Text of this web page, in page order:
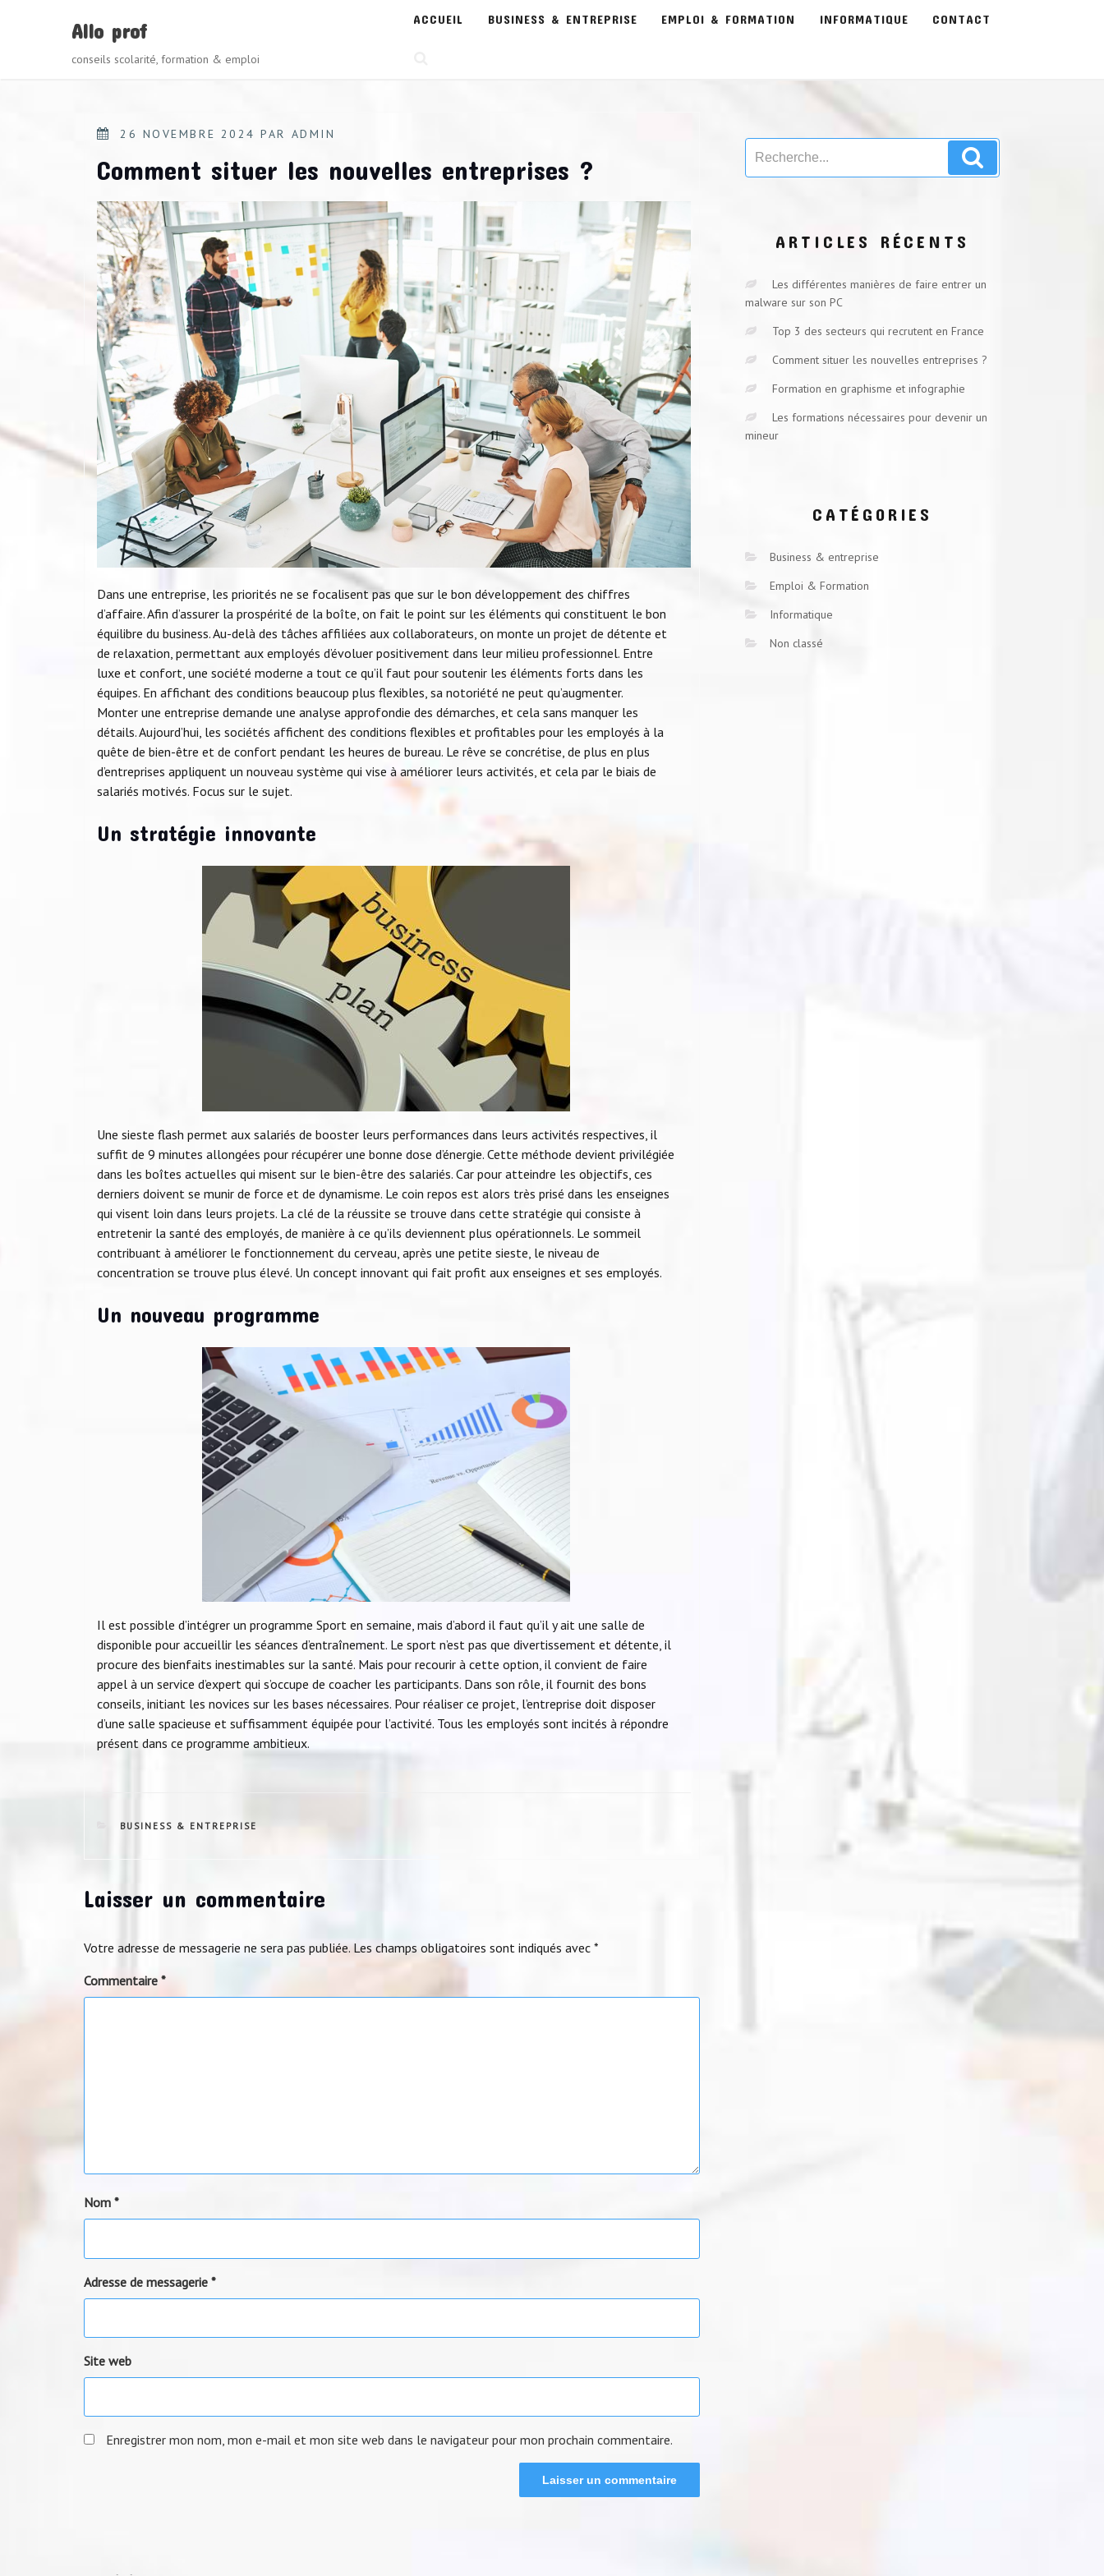
Allo prof
conseils scolarité, formation & emploi
ACCUEIL BUSINESS & ENTREPRISE EMPLOI & FORMATION INFORMATIQUE CONTACT
POSTED
26 NOVEMBRE 2024 PAR ADMIN
Comment situer les nouvelles entreprises ?
Dans une entreprise, les priorités ne se focalisent pas que sur le bon développement des chiffres
d’affaire. Afin d’assurer la prospérité de la boîte, on fait le point sur les éléments qui constituent le bon
équilibre du business. Au-delà des tâches affiliées aux collaborateurs, on monte un projet de détente et
de relaxation, permettant aux employés d’évoluer positivement dans leur milieu professionnel. Entre
luxe et confort, une société moderne a tout ce qu’il faut pour soutenir les éléments forts dans les
équipes. En affichant des conditions beaucoup plus flexibles, sa notoriété ne peut qu’augmenter.
Monter une entreprise demande une analyse approfondie des démarches, et cela sans manquer les
détails. Aujourd’hui, les sociétés affichent des conditions flexibles et profitables pour les employés à la
quête de bien-être et de confort pendant les heures de bureau. Le rêve se concrétise, de plus en plus
d’entreprises appliquent un nouveau système qui vise à améliorer leurs activités, et cela par le biais de
salariés motivés. Focus sur le sujet.
Un stratégie innovante
Une sieste flash permet aux salariés de booster leurs performances dans leurs activités respectives, il
suffit de 9 minutes allongées pour récupérer une bonne dose d’énergie. Cette méthode devient privilégiée
dans les boîtes actuelles qui misent sur le bien-être des salariés. Car pour atteindre les objectifs, ces
derniers doivent se munir de force et de dynamisme. Le coin repos est alors très prisé dans les enseignes
qui visent loin dans leurs projets. La clé de la réussite se trouve dans cette stratégie qui consiste à
entretenir la santé des employés, de manière à ce qu’ils deviennent plus opérationnels. Le sommeil
contribuant à améliorer le fonctionnement du cerveau, après une petite sieste, le niveau de
concentration se trouve plus élevé. Un concept innovant qui fait profit aux enseignes et ses employés.
Un nouveau programme
Il est possible d’intégrer un programme Sport en semaine, mais d’abord il faut qu’il y ait une salle de
disponible pour accueillir les séances d’entraînement. Le sport n’est pas que divertissement et détente, il
procure des bienfaits inestimables sur la santé. Mais pour recourir à cette option, il convient de faire
appel à un service d’expert qui s’occupe de coacher les participants. Dans son rôle, il fournit des bons
conseils, initiant les novices sur les bases nécessaires. Pour réaliser ce projet, l’entreprise doit disposer
d’une salle spacieuse et suffisamment équipée pour l’activité. Tous les employés sont incités à répondre
présent dans ce programme ambitieux.
CATEGORIES
BUSINESS & ENTREPRISE
Laisser un commentaire
Votre adresse de messagerie ne sera pas publiée. Les champs obligatoires sont indiqués avec *
Commentaire *
Nom *
Adresse de messagerie *
Site web
Enregistrer mon nom, mon e-mail et mon site web dans le navigateur pour mon prochain commentaire.
Navigation
Search
for:
ARTICLES RÉCENTS
Les différentes manières de faire entrer un
malware sur son PC
Top 3 des secteurs qui recrutent en France
Comment situer les nouvelles entreprises ?
Formation en graphisme et infographie
Les formations nécessaires pour devenir un
mineur
CATÉGORIES
Business & entreprise
Emploi & Formation
Informatique
Non classé